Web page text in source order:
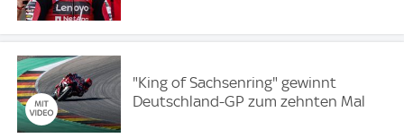
"King of Sachsenring" gewinnt
Deutschland-GP zum zehnten Mal